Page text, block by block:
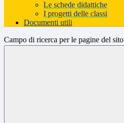
Le schede didattiche
I progetti delle classi
Documenti utili
Campo di ricerca per le pagine del sito